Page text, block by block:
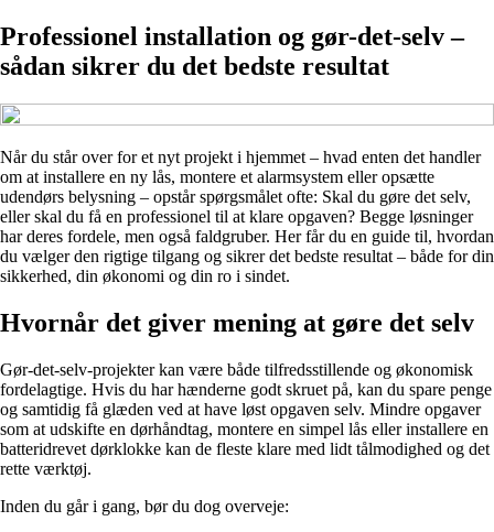
Professionel installation og gør-det-selv –
sådan sikrer du det bedste resultat
Når du står over for et nyt projekt i hjemmet – hvad enten det handler
om at installere en ny lås, montere et alarmsystem eller opsætte
udendørs belysning – opstår spørgsmålet ofte: Skal du gøre det selv,
eller skal du få en professionel til at klare opgaven? Begge løsninger
har deres fordele, men også faldgruber. Her får du en guide til, hvordan
du vælger den rigtige tilgang og sikrer det bedste resultat – både for din
sikkerhed, din økonomi og din ro i sindet.
Hvornår det giver mening at gøre det selv
Gør-det-selv-projekter kan være både tilfredsstillende og økonomisk
fordelagtige. Hvis du har hænderne godt skruet på, kan du spare penge
og samtidig få glæden ved at have løst opgaven selv. Mindre opgaver
som at udskifte en dørhåndtag, montere en simpel lås eller installere en
batteridrevet dørklokke kan de fleste klare med lidt tålmodighed og det
rette værktøj.
Inden du går i gang, bør du dog overveje: